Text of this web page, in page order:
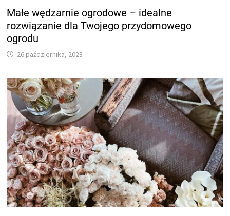
Małe wędzarnie ogrodowe – idealne
rozwiązanie dla Twojego przydomowego
ogrodu
26 października, 2023